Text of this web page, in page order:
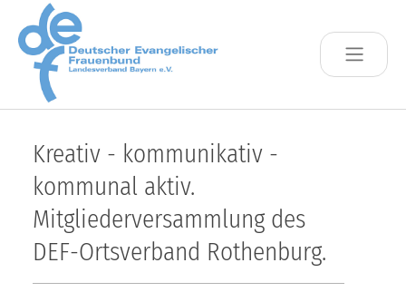
Skip to main content
Kreativ - kommunikativ -
kommunal aktiv.
Mitgliederversammlung des
DEF-Ortsverband Rothenburg.